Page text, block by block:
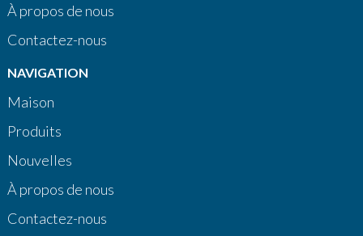
À propos de nous
Contactez-nous
NAVIGATION
Maison
Produits
Nouvelles
À propos de nous
Contactez-nous